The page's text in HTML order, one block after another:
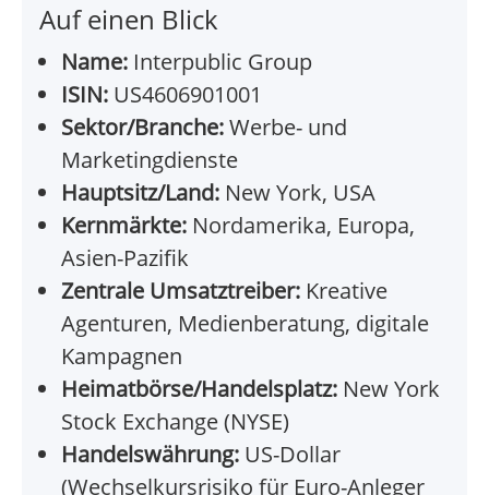
Auf einen Blick
Name: Interpublic Group
ISIN: US4606901001
Sektor/Branche:Werbe- und
Marketingdienste
Hauptsitz/Land: New York, USA
Kernmärkte: Nordamerika, Europa,
Asien-Pazifik
Zentrale Umsatztreiber: Kreative
Agenturen, Medienberatung, digitale
Kampagnen
Heimatbörse/Handelsplatz: New York
Stock Exchange (NYSE)
Handelswährung: US-Dollar
(Wechselkursrisiko für Euro-Anleger